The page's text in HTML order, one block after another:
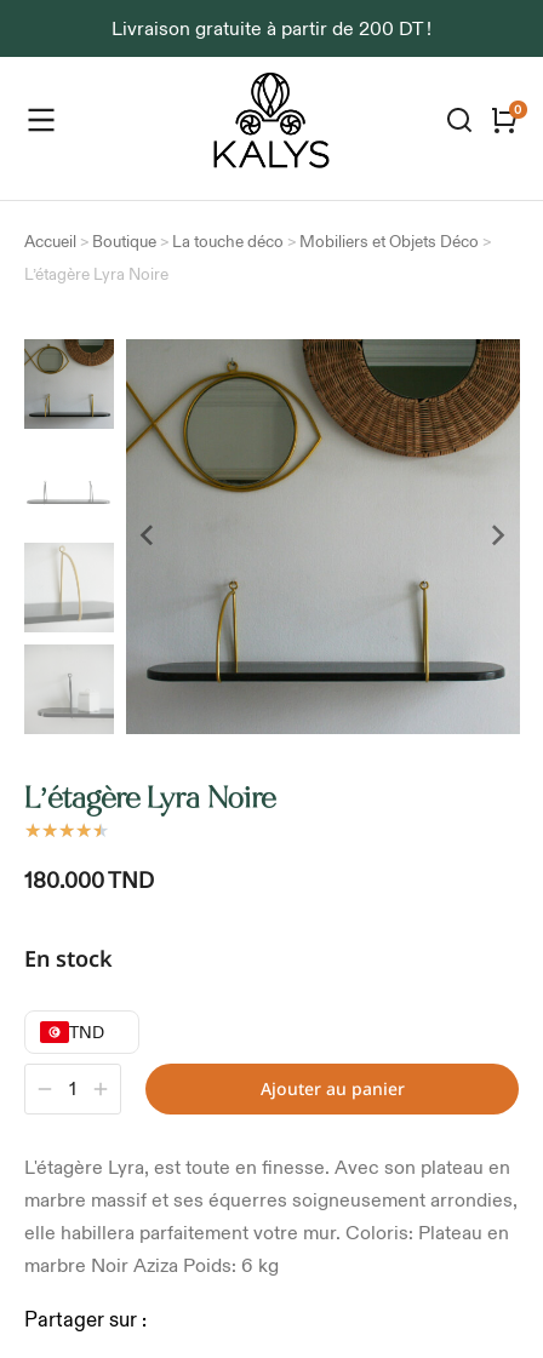
Livraison gratuite à partir de 200 DT !
Accueil > Boutique > La touche déco > Mobiliers et Objets Déco >
L’étagère Lyra Noire
L’étagère Lyra Noire
★★★★★
180.000TND
En stock
TND
Ajouter au panier
L'étagère Lyra, est toute en finesse. Avec son plateau en
marbre massif et ses équerres soigneusement arrondies,
elle habillera parfaitement votre mur. Coloris: Plateau en
marbre Noir Aziza Poids: 6 kg
Partager sur :